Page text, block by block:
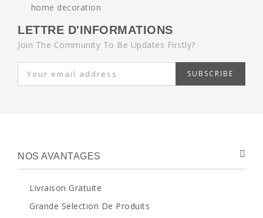
LETTRE D'INFORMATIONS
Join The Community To Be Updates Firstly?
SUBSCRIBE
NOS AVANTAGES
Livraison Gratuite
Grande Selection De Produits